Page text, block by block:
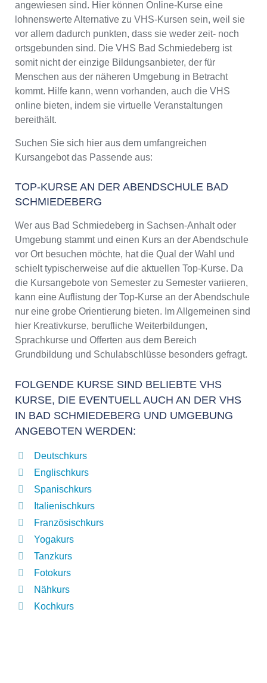
angewiesen sind. Hier können Online-Kurse eine
lohnenswerte Alternative zu VHS-Kursen sein, weil sie
vor allem dadurch punkten, dass sie weder zeit- noch
ortsgebunden sind. Die VHS Bad Schmiedeberg ist
somit nicht der einzige Bildungsanbieter, der für
Menschen aus der näheren Umgebung in Betracht
kommt. Hilfe kann, wenn vorhanden, auch die VHS
online bieten, indem sie virtuelle Veranstaltungen
bereithält.
Suchen Sie sich hier aus dem umfangreichen
Kursangebot das Passende aus:
TOP-KURSE AN DER ABENDSCHULE BAD
SCHMIEDEBERG
Wer aus Bad Schmiedeberg in Sachsen-Anhalt oder
Umgebung stammt und einen Kurs an der Abendschule
vor Ort besuchen möchte, hat die Qual der Wahl und
schielt typischerweise auf die aktuellen Top-Kurse. Da
die Kursangebote von Semester zu Semester variieren,
kann eine Auflistung der Top-Kurse an der Abendschule
nur eine grobe Orientierung bieten. Im Allgemeinen sind
hier Kreativkurse, berufliche Weiterbildungen,
Sprachkurse und Offerten aus dem Bereich
Grundbildung und Schulabschlüsse besonders gefragt.
FOLGENDE KURSE SIND BELIEBTE VHS
KURSE, DIE EVENTUELL AUCH AN DER VHS
IN BAD SCHMIEDEBERG UND UMGEBUNG
ANGEBOTEN WERDEN:
Deutschkurs
Englischkurs
Spanischkurs
Italienischkurs
Französischkurs
Yogakurs
Tanzkurs
Fotokurs
Nähkurs
Kochkurs